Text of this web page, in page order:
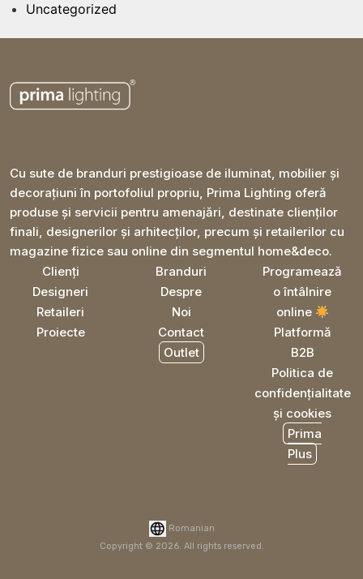
Uncategorized
Cu sute de branduri prestigioase de iluminat, mobilier și
decorațiuni în portofoliul propriu, Prima Lighting oferă
produse și servicii pentru amenajări, destinate clienților
finali, designerilor și arhitecților, precum și retailerilor cu
magazine fizice sau online din segmentul home&deco.
Clienți
Designeri
Retaileri
Proiecte
Branduri
Despre
Noi
Contact
Outlet
Programează
o întâlnire
online
Platformă
B2B
Politica de
confidențialitate
și cookies
Prima
Plus
Romanian
Copyright © 2026. All rights reserved.